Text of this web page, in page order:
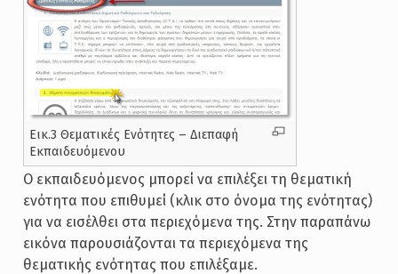
Εικ.3 Θεματικές Ενότητες – Διεπαφή
Εκπαιδευόμενου
Ο εκπαιδευόμενος μπορεί να επιλέξει τη θεματική
ενότητα που επιθυμεί (κλικ στο όνομα της ενότητας)
για να εισέλθει στα περιεχόμενα της. Στην παραπάνω
εικόνα παρουσιάζονται τα περιεχόμενα της
θεματικής ενότητας που επιλέξαμε.